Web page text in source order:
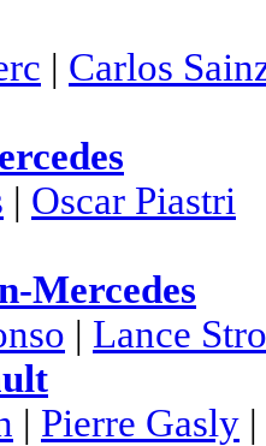
| Carlos
| Oscar Piastri
Mercedes
| Lance
| Pierre Gasly |